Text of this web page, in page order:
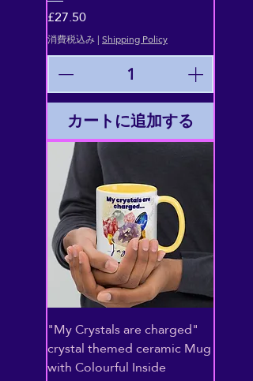
価格
£27.50
消費税込み|Shipping Policy
カートに追加する
"My Crystals are charged"
crystal themed ceramic Mug
with Colourful Inside